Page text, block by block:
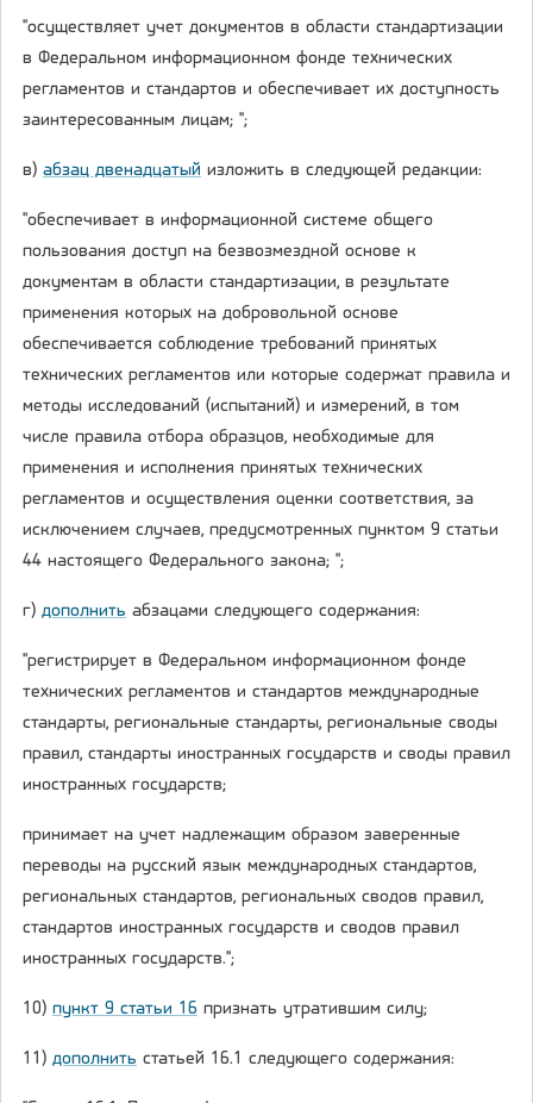
"осуществляет учет документов в области стандартизации
в Федеральном информационном фонде технических
регламентов и стандартов и обеспечивает их доступность
заинтересованным лицам; ";
в) абзац двенадцатый изложить в следующей редакции:
"обеспечивает в информационной системе общего
пользования доступ на безвозмездной основе к
документам в области стандартизации, в результате
применения которых на добровольной основе
обеспечивается соблюдение требований принятых
технических регламентов или которые содержат правила и
методы исследований (испытаний) и измерений, в том
числе правила отбора образцов, необходимые для
применения и исполнения принятых технических
регламентов и осуществления оценки соответствия, за
исключением случаев, предусмотренных пунктом 9 статьи
44 настоящего Федерального закона; ";
г) дополнить абзацами следующего содержания:
"регистрирует в Федеральном информационном фонде
технических регламентов и стандартов международные
стандарты, региональные стандарты, региональные своды
правил, стандарты иностранных государств и своды правил
иностранных государств;
принимает на учет надлежащим образом заверенные
переводы на русский язык международных стандартов,
региональных стандартов, региональных сводов правил,
стандартов иностранных государств и сводов правил
иностранных государств.";
10) пункт 9 статьи 16 признать утратившим силу;
11) дополнить статьей 16.1 следующего содержания: